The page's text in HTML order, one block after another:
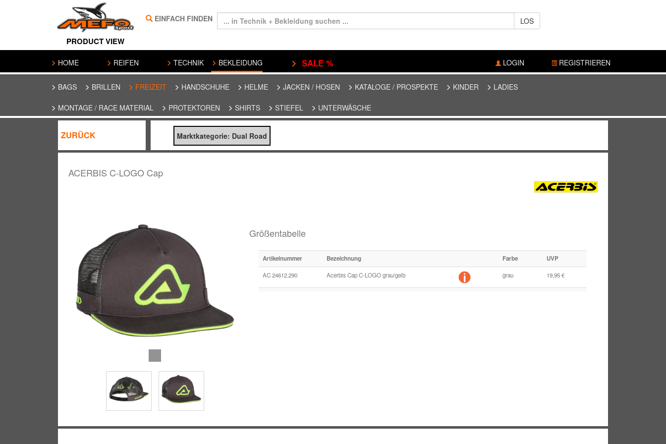
PRODUCT VIEW
EINFACH FINDEN LOS
HOME REIFEN TECHNIK BEKLEIDUNG SALE % LOGIN REGISTRIEREN
BAGS BRILLEN FREIZEIT HANDSCHUHE HELME JACKEN / HOSEN KATALOGE / PROSPEKTE KINDER LADIES
MONTAGE / RACE MATERIAL PROTEKTOREN SHIRTS STIEFEL UNTERWÄSCHE
ZURÜCK Marktkategorie: Dual Road
ACERBIS C-LOGO Cap
Größentabelle
Artikelnummer Bezeichnung Farbe UVP
AC 24612.290 Acerbis Cap C-LOGO grau/gelb grau 19,95 €